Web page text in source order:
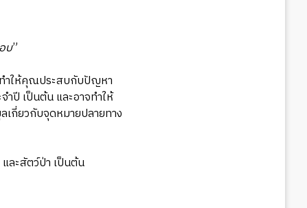
บ”
ทำให้คุณประสบกับปัญหา
ำปี เป็นต้น และอาจทำให้
กี่ยวกับจุดหมายปลายทาง
ละสัตว์ป่า เป็นต้น